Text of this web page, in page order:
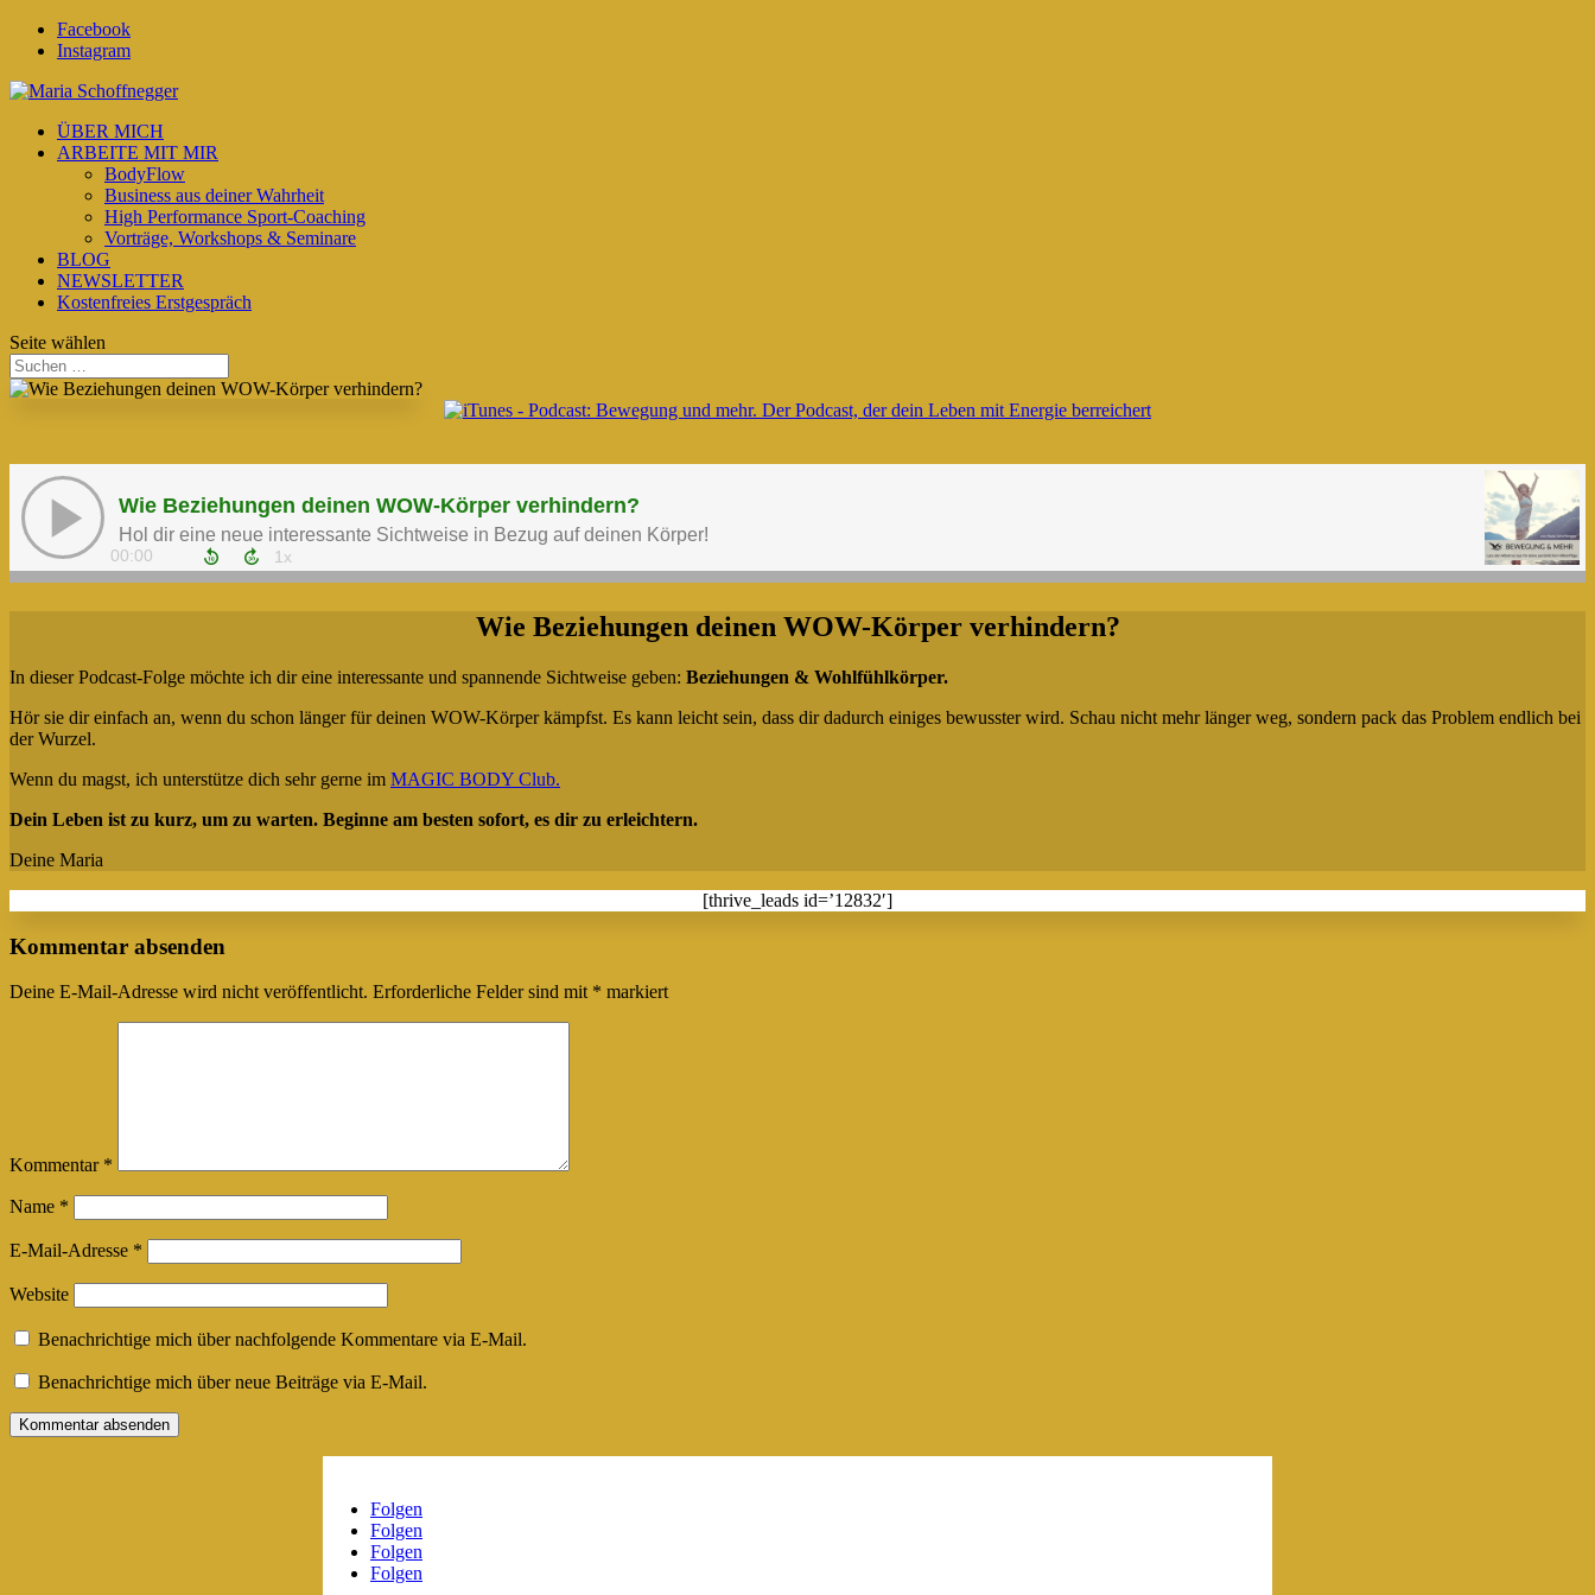
Facebook
Instagram
ÜBER MICH
ARBEITE MIT MIR
BodyFlow
Business aus deiner Wahrheit
High Performance Sport-Coaching
Vorträge, Workshops & Seminare
BLOG
NEWSLETTER
Kostenfreies Erstgespräch
Seite wählen
Wie Beziehungen deinen WOW-Körper verhindern?
In dieser Podcast-Folge möchte ich dir eine interessante und spannende Sichtweise geben: Beziehungen & Wohlfühlkörper.
Hör sie dir einfach an, wenn du schon länger für deinen WOW-Körper kämpfst. Es kann leicht sein, dass dir dadurch einiges bewusster wird. Schau nicht mehr länger weg, sondern pack das Problem endlich bei
der Wurzel.
Wenn du magst, ich unterstütze dich sehr gerne im MAGIC BODY Club.
Dein Leben ist zu kurz, um zu warten. Beginne am besten sofort, es dir zu erleichtern.
Deine Maria
[thrive_leads id=’12832′]
Kommentar absenden
Deine E-Mail-Adresse wird nicht veröffentlicht. Erforderliche Felder sind mit * markiert
Kommentar *
Name *
E-Mail-Adresse *
Website
Benachrichtige mich über nachfolgende Kommentare via E-Mail.
Benachrichtige mich über neue Beiträge via E-Mail.
Folgen
Folgen
Folgen
Folgen